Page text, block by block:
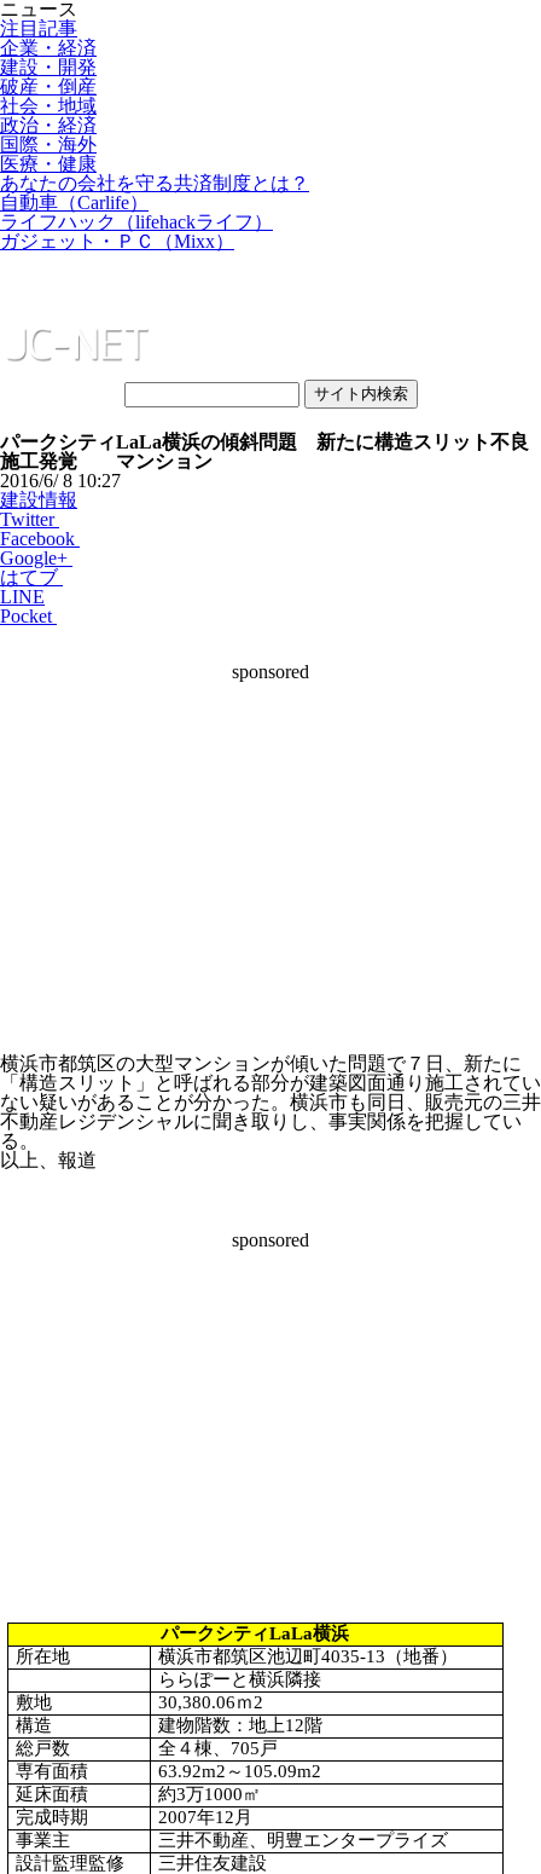
ニュース
注目記事
企業・経済
建設・開発
破産・倒産
社会・地域
政治・経済
国際・海外
医療・健康
あなたの会社を守る共済制度とは？
自動車（Carlife）
ライフハック（lifehackライフ）
ガジェット・ＰＣ（Mixx）
パークシティLaLa横浜の傾斜問題 新たに構造スリット不良
施工発覚 マンション
2016/6/ 8 10:27
建設情報
Twitter
Facebook
Google+
はてブ
LINE
Pocket
sponsored
横浜市都筑区の大型マンションが傾いた問題で７日、新たに
「構造スリット」と呼ばれる部分が建築図面通り施工されてい
ない疑いがあることが分かった。横浜市も同日、販売元の三井
不動産レジデンシャルに聞き取りし、事実関係を把握してい
る。
以上、報道
sponsored
パークシティLaLa横浜
所在地
横浜市都筑区池辺町4035-13（地番）
ららぽーと横浜隣接
敷地
30,380.06ｍ2
構造
建物階数：地上12階
総戸数
全４棟、705戸
専有面積
63.92m2 ～105.09m2
延床面積
約3万1000㎡
完成時期
2007年12月
事業主
三井不動産、明豊エンタープライズ
設計監理監修
三井住友建設